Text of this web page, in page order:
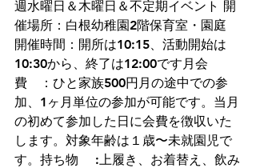
週水曜日＆木曜日＆不定期イベント 開
催場所：白根幼稚園2階保育室・園庭
開催時間：開所は10:15、活動開始は
10:30から、終了は12:00です月会
費　：ひと家族500円月の途中での参
加、1ヶ月単位の参加が可能です。当月
の初めて参加した日に会費を徴収いた
します。対象年齢は１歳〜未就園児で
す。持ち物　 :上履き、お着替え、飲み